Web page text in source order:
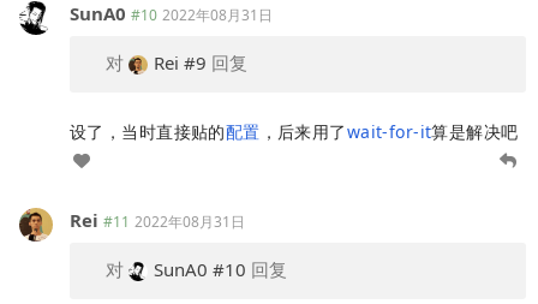
SunA0 #10 2022年08月31日
对 Rei #9 回复
设了，当时直接贴的配置 ，后来用了wait-for-it算是解决吧
Rei #11 2022年08月31日
对 SunA0 #10 回复